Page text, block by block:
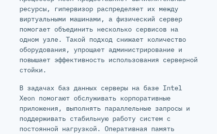
ресурсы, гипервизор распределяет их между
виртуальными машинами, а физический сервер
помогает объединить несколько сервисов на
одном узле. Такой подход снижает количество
оборудования, упрощает администрирование и
повышает эффективность использования серверной
стойки.
В задачах баз данных серверы на базе Intel
Xeon помогают обслуживать корпоративные
приложения, выполнять параллельные запросы и
поддерживать стабильную работу систем с
постоянной нагрузкой. Оперативная память